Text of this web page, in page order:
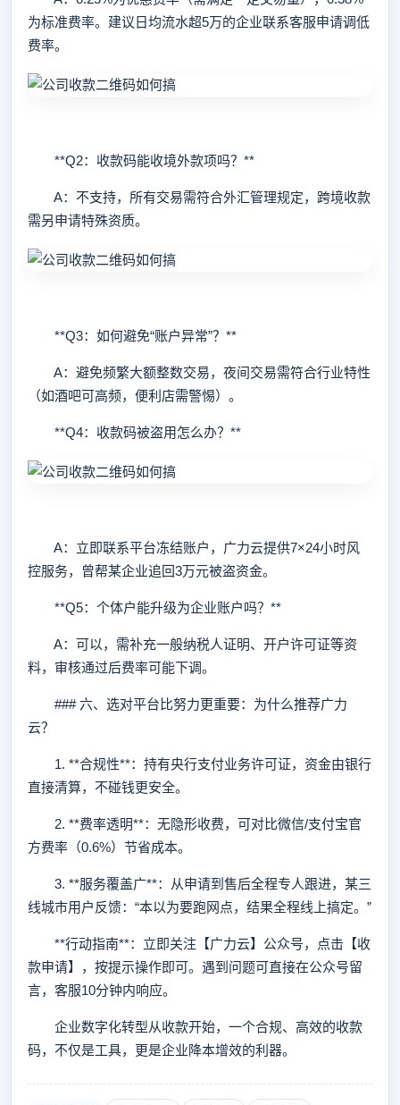
为标准费率。建议日均流水超5万的企业联系客服申请调低
费率。
**Q2：收款码能收境外款项吗？**
A：不支持，所有交易需符合外汇管理规定，跨境收款
需另申请特殊资质。
**Q3：如何避免“账户异常”？**
A：避免频繁大额整数交易，夜间交易需符合行业特性
（如酒吧可高频，便利店需警惕）。
**Q4：收款码被盗用怎么办？**
A：立即联系平台冻结账户，广力云提供7×24小时风
控服务，曾帮某企业追回3万元被盗资金。
**Q5：个体户能升级为企业账户吗？**
A：可以，需补充一般纳税人证明、开户许可证等资
料，审核通过后费率可能下调。
### 六、选对平台比努力更重要：为什么推荐广力
云？
1. **合规性**：持有央行支付业务许可证，资金由银行
直接清算，不碰钱更安全。
2. **费率透明**：无隐形收费，可对比微信/支付宝官
方费率（0.6%）节省成本。
3. **服务覆盖广**：从申请到售后全程专人跟进，某三
线城市用户反馈：“本以为要跑网点，结果全程线上搞定。”
**行动指南**：立即关注【广力云】公众号，点击【收
款申请】，按提示操作即可。遇到问题可直接在公众号留
言，客服10分钟内响应。
企业数字化转型从收款开始，一个合规、高效的收款
码，不仅是工具，更是企业降本增效的利器。